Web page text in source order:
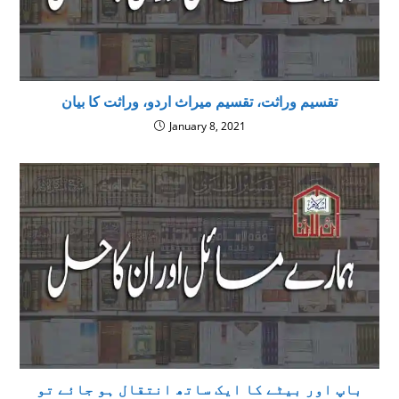
تقسیم وراثت، تقسیم میراث اردو، وراثت کا بیان
January 8, 2021
باپ اور بیٹے کا ایک ساتھ انتقال ہو جائے تو